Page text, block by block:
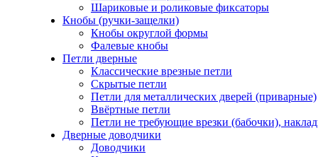
Шариковые и роликовые фиксаторы
Кнобы (ручки-защелки)
Кнобы округлой формы
Фалевые кнобы
Петли дверные
Классические врезные петли
Скрытые петли
Петли для металлических дверей (приварные)
Ввёртные петли
Петли не требующие врезки (бабочки),
Дверные доводчики
Доводчики